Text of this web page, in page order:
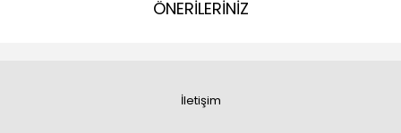
ÖNERİLERİNİZ
İletişim